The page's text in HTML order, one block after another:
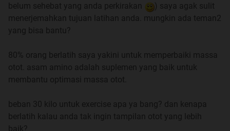
Program Diet dan Pola Makan
Multiple Answer
Sedikit Curhat
Bulking Untuk Ectomorph
Mempertahankan Bentuk Body dan Waktu Konsumsi
Protein yang Tepat
belum sehebat yang anda perkirakan
) saya agak sulit
menerjemahkan tujuan latihan anda. mungkin ada teman2
yang bisa bantu?
80% orang berlatih saya yakini untuk memperbaiki massa
otot. asam amino adalah suplemen yang baik untuk
membantu optimasi massa otot.
beban 30 kilo untuk exercise apa ya bang? dan kenapa
berlatih kalau anda tak ingin tampilan otot yang lebih
baik?